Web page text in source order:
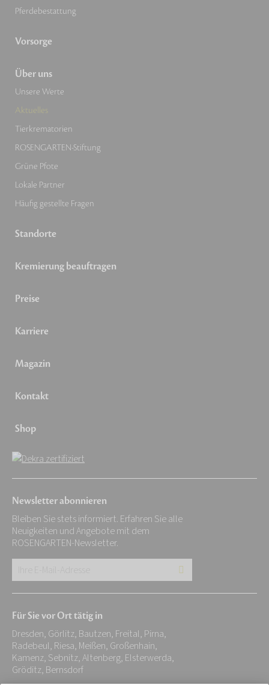
Pferdebestattung
Vorsorge
Über uns
Unsere Werte
Aktuelles
Tierkrematorien
ROSENGARTEN-Stiftung
Grüne Pfote
Lokale Partner
Häufig gestellte Fragen
Standorte
Kremierung beauftragen
Preise
Karriere
Magazin
Kontakt
Shop
Newsletter abonnieren
Bleiben Sie stets informiert. Erfahren Sie alle
Neuigkeiten und Angebote mit dem
ROSENGARTEN-Newsletter.
Adresse:
*
Für Sie vor Ort tätig in
Dresden, Görlitz, Bautzen, Freital, Pirna,
Radebeul, Riesa, Meißen, Großenhain,
Kamenz, Sebnitz, Altenberg, Elsterwerda,
Gröditz, Bernsdorf